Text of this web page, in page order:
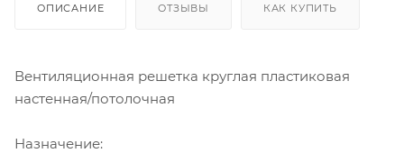
ОПИСАНИЕ ОТЗЫВЫ КАК КУПИТЬ
Вентиляционная решетка круглая пластиковая
настенная/потолочная
Назначение: